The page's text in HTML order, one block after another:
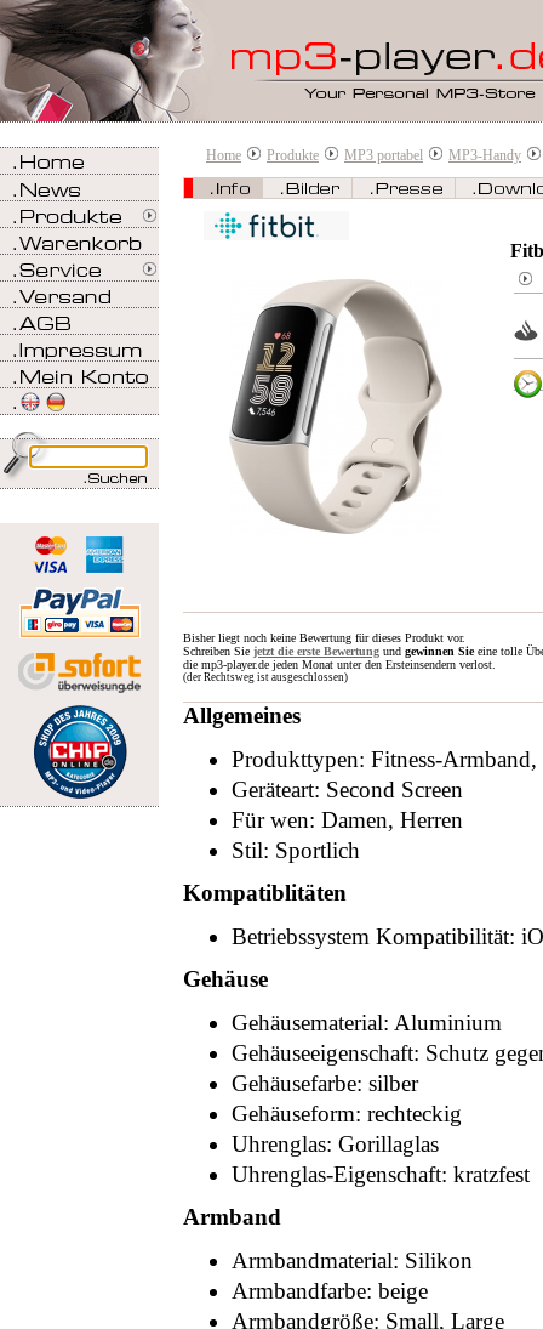
Home Produkte MP3 portabel MP3-Handy
Bisher liegt noch keine Bewertung für dieses Produkt vor.
Schreiben Sie jetzt die erste Bewertung und gewinnen Sieeine tolle
die mp3-player.de jeden Monat unter den Ersteinsendern verlost.
(der Rechtsweg ist ausgeschlossen)
Allgemeines
Produkttypen: Fitness-Armband,
Geräteart: Second Screen
Für wen: Damen, Herren
Stil: Sportlich
Kompatiblitäten
Betriebssystem Kompatibilität:
Gehäuse
Gehäusematerial: Aluminium
Gehäuseeigenschaft: Schutz
Gehäusefarbe: silber
Gehäuseform: rechteckig
Uhrenglas: Gorillaglas
Uhrenglas-Eigenschaft: kratzfest
Armband
Armbandmaterial: Silikon
Armbandfarbe: beige
Armbandgröße: Small, Large